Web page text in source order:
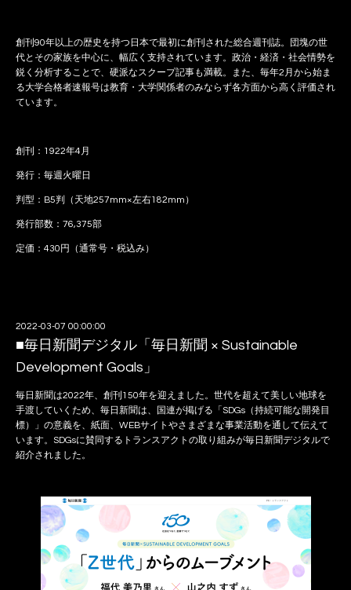
創刊90年以上の歴史を持つ日本で最初に創刊された総合週刊誌。団塊の世
代とその家族を中心に、幅広く支持されています。政治・経済・社会情勢を
鋭く分析することで、硬派なスクープ記事も満載。また、毎年2月から始ま
る大学合格者速報号は教育・大学関係者のみならず各方面から高く評価され
ています。
創刊：1922年4月
発行：毎週火曜日
判型：B5判（天地257mm×左右182mm）
発行部数：76,375部
定価：430円（通常号・税込み）
2022-03-07 00:00:00
■毎日新聞デジタル「毎日新聞 × Sustainable
Development Goals」
毎日新聞は2022年、創刊150年を迎えました。世代を超えて美しい地球を
手渡していくため、毎日新聞は、国連が掲げる「SDGs（持続可能な開発目
標）」の意義を、紙面、WEBサイトやさまざまな事業活動を通して伝えて
います。SDGsに賛同するトランスアクトの取り組みが毎日新聞デジタルで
紹介されました。